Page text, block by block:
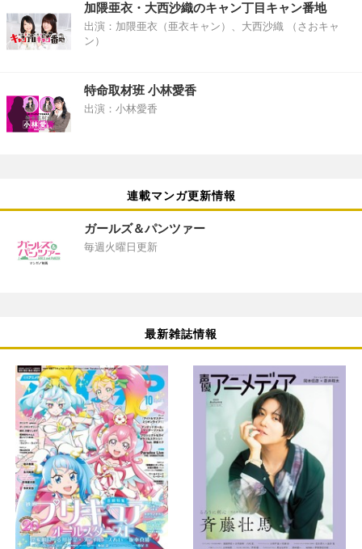
加隈亜衣・大西沙織のキャン丁目キャン番地
出演：加隈亜衣（亜衣キャン）、大西沙織 （さおキャ
ン）
特命取材班 小林愛香
出演：小林愛香
連載マンガ更新情報
ガールズ＆パンツァー
毎週火曜日更新
最新雑誌情報